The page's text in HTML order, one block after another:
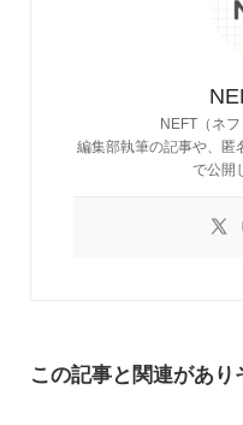
NEFT（ネフ
編集部執筆の記事や、匿
で公開
この記事と関連があり